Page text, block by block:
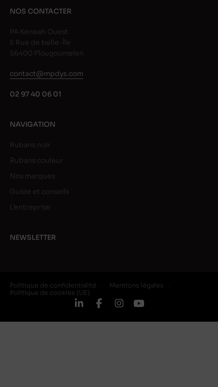
NOS CONTACTER
PA Keneah Ouest
5 Rue de belle-Île
56400 Plougoumelen
contact@mpdys.com
02 97 40 06 01
NAVIGATION
Rubans noir
Rubans couleur
Nos marques
Guide et conseils
L’entreprise
NEWSLETTER
Politique de confidentialité
Mentions légales
Politique de cookies (UE)